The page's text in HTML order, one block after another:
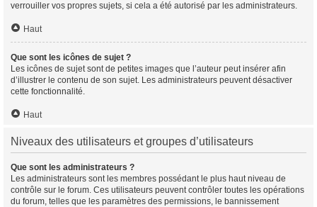
verrouiller vos propres sujets, si cela a été autorisé par les administrateurs.
Haut
Que sont les icônes de sujet ?
Les icônes de sujet sont de petites images que l’auteur peut insérer afin
d’illustrer le contenu de son sujet. Les administrateurs peuvent désactiver
cette fonctionnalité.
Haut
Niveaux des utilisateurs et groupes d’utilisateurs
Que sont les administrateurs ?
Les administrateurs sont les membres possédant le plus haut niveau de
contrôle sur le forum. Ces utilisateurs peuvent contrôler toutes les opérations
du forum, telles que les paramètres des permissions, le bannissement